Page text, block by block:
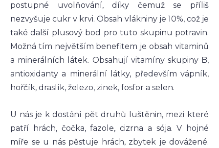
postupné uvolňování, díky čemuž se příliš
nezvyšuje cukr v krvi. Obsah vlákniny je 10%, což je
také další plusový bod pro tuto skupinu potravin.
Možná tím největším benefitem je obsah vitaminů
a minerálních látek. Obsahují vitamíny skupiny B,
antioxidanty a minerální látky, především vápník,
hořčík, draslík, železo, zinek, fosfor a selen.
U nás je k dostání pět druhů luštěnin, mezi které
patří hrách, čočka, fazole, cizrna a sója. V hojné
míře se u nás pěstuje hrách, zbytek je dovážené.